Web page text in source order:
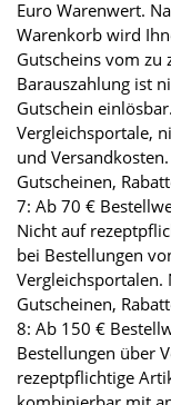
Euro Warenwert.
Warenkorb wird
Gutscheins vom zu
Barauszahlung ist
Gutschein
Vergleichsportale,
und
Gutscheinen,
7: Ab 70 €
Nicht auf
bei Bestellungen
Gutscheinen,
8: Ab 150 €
Bestellungen über
rezeptpflichtige